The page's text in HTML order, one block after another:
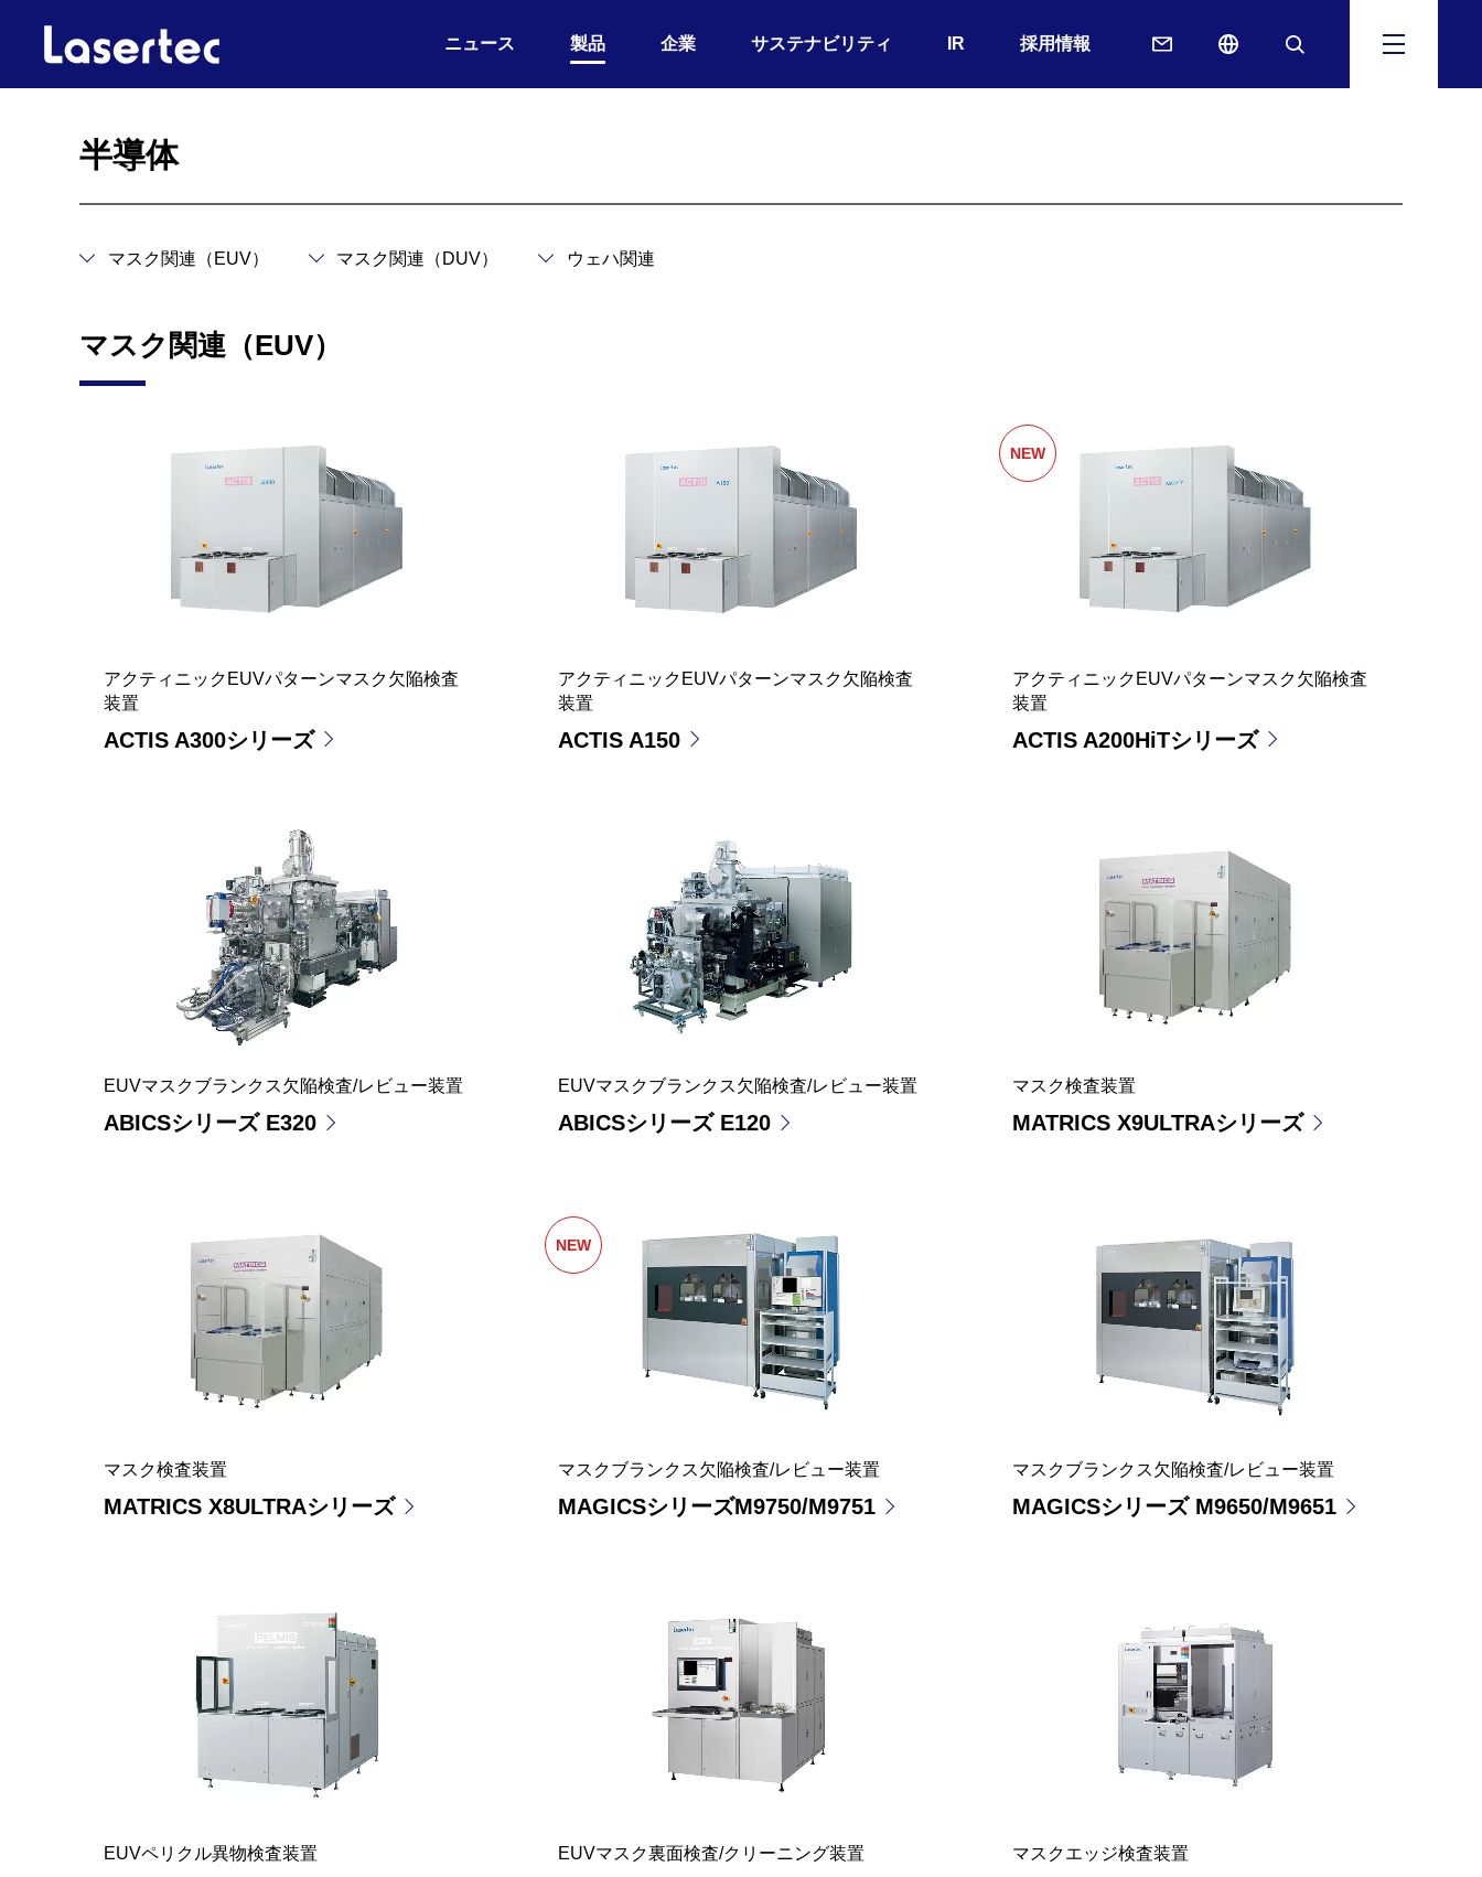
ニュース 製品 企業 サステナビリティ IR 採用情報
半導体
マスク関連（EUV） マスク関連（DUV） ウェハ関連
マスク関連（EUV）
アクティニックEUVパターンマスク欠陥検査
装置
ACTIS A300シリーズ
アクティニックEUVパターンマスク欠陥検査
装置
ACTIS A150
NEW
アクティニックEUVパターンマスク欠陥検査
装置
ACTIS A200HiTシリーズ
EUVマスクブランクス欠陥検査/レビュー装置
ABICSシリーズ E320
EUVマスクブランクス欠陥検査/レビュー装置
ABICSシリーズ E120
マスク検査装置
MATRICS X9ULTRAシリーズ
マスク検査装置
MATRICS X8ULTRAシリーズ
NEW
マスクブランクス欠陥検査/レビュー装置
MAGICSシリーズM9750/M9751
マスクブランクス欠陥検査/レビュー装置
MAGICSシリーズ M9650/M9651
EUVペリクル異物検査装置 EUVマスク裏面検査/クリーニング装置 マスクエッジ検査装置